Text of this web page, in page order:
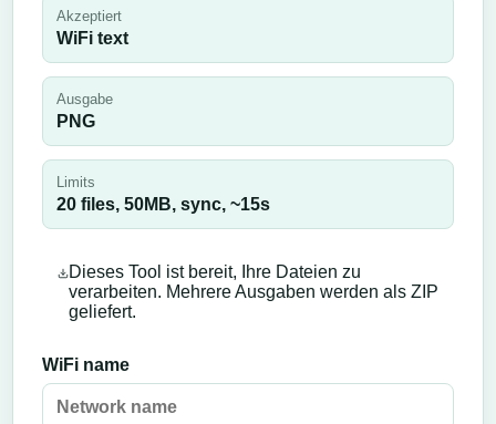
Akzeptiert
WiFi text
Ausgabe
PNG
Limits
20 files, 50MB, sync, ~15s
Dieses Tool ist bereit, Ihre Dateien zu
verarbeiten. Mehrere Ausgaben werden als ZIP
geliefert.
WiFi name